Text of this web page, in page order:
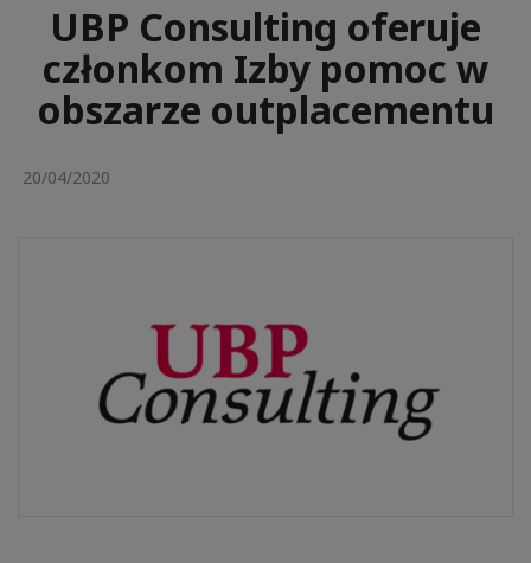
UBP Consulting oferuje
członkom Izby pomoc w
obszarze outplacementu
20/04/2020